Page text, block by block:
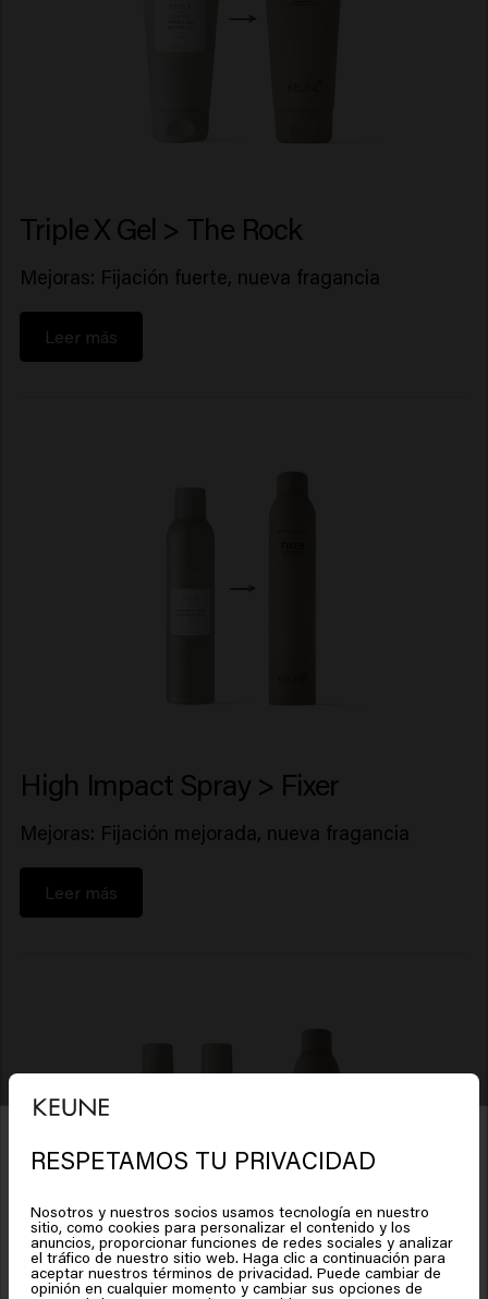
Triple X Gel > The Rock
Mejoras: Fijación fuerte, nueva fragancia
Leer más
High Impact Spray > Fixer
Mejoras: Fijación mejorada, nueva fragancia
Leer más
Parece que estás enUnited
Haz clic en Ir o elige tu ubicación a continuación
RESPETAMOS TU PRIVACIDAD
Nosotros y nuestros socios usamos tecnología en nuestro
sitio, como cookies para personalizar el contenido y los
anuncios, proporcionar funciones de redes sociales y analizar
el tráfico de nuestro sitio web. Haga clic a continuación para
aceptar nuestros términos de privacidad. Puede cambiar de
opinión en cualquier momento y cambiar sus opciones de